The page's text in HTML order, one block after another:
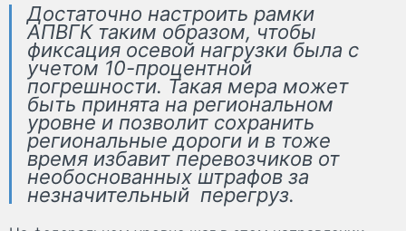
Достаточно настроить рамки
АПВГК таким образом, чтобы
фиксация осевой нагрузки была с
учетом 10-процентной
погрешности. Такая мера может
быть принята на региональном
уровне и позволит сохранить
региональные дороги и в тоже
время избавит перевозчиков от
необоснованных штрафов за
незначительный перегруз.